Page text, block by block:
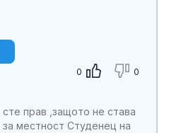
0 0
прав ,защото не става
местност Студенец на